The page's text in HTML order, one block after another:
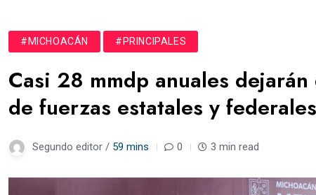
#MICHOACÁN #PRINCIPALES
Casi 28 mmdp anuales
de fuerzas estatales y
Segundo editor / 59 mins 0 3 min read